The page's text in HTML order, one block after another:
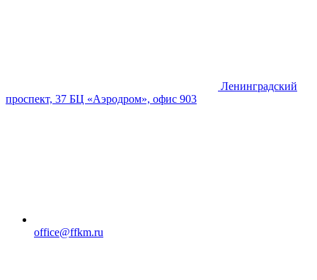
Ленинградский
проспект, 37 БЦ «Аэродром», офис 903
office@ffkm.ru